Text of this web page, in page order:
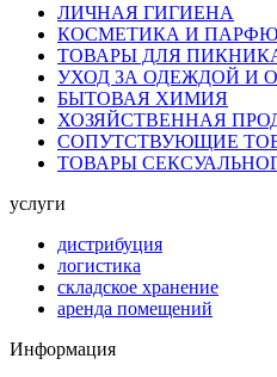
ЛИЧНАЯ ГИГИЕНА
КОСМЕТИКА И
ТОВАРЫ ДЛЯ
УХОД ЗА ОДЕЖДОЙ И
БЫТОВАЯ ХИМИЯ
ХОЗЯЙСТВЕННАЯ
СОПУТСТВУЮЩИЕ
ТОВАРЫ
услуги
дистрибуция
логистика
складское хранение
аренда помещений
Информация